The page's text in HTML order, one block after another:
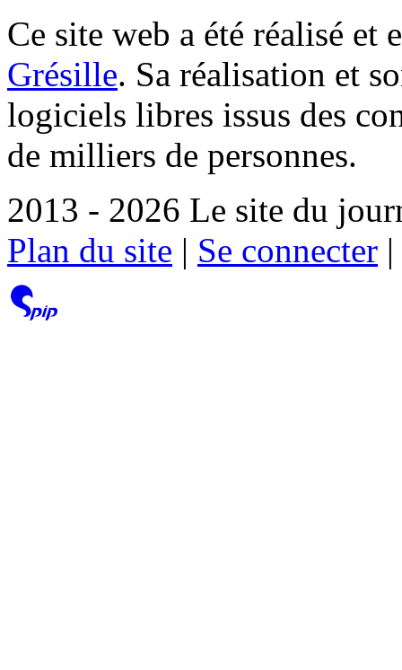
Ce site web a été réalisé et
Grésille. Sa réalisation et
logiciels libres issus des
de milliers de personnes.
2013 - 2026 Le site du
Plan du site | Se connecter |